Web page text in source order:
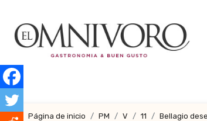
contenido
Página de inicio PM V 11 Bellagio